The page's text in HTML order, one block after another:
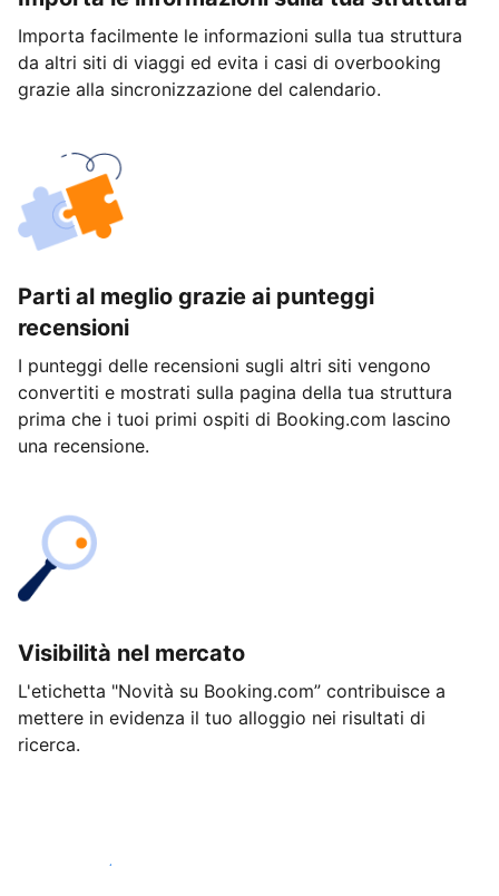
Importa facilmente le informazioni sulla tua struttura
da altri siti di viaggi ed evita i casi di overbooking
grazie alla sincronizzazione del calendario.
Parti al meglio grazie ai punteggi
recensioni
I punteggi delle recensioni sugli altri siti vengono
convertiti e mostrati sulla pagina della tua struttura
prima che i tuoi primi ospiti di Booking.com lascino
una recensione.
Visibilità nel mercato
L'etichetta "Novità su Booking.com” contribuisce a
mettere in evidenza il tuo alloggio nei risultati di
ricerca.
Inizia oggi stesso